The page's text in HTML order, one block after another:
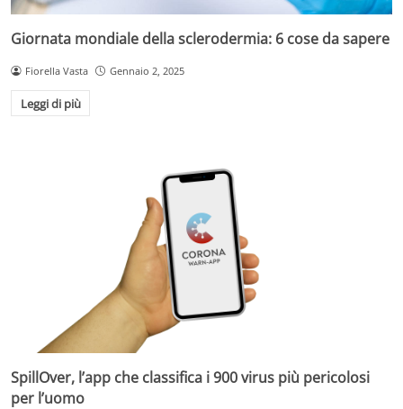
Giornata mondiale della sclerodermia: 6 cose da sapere
Fiorella Vasta Gennaio 2, 2025
Leggi di più
SpillOver, l’app che classifica i 900 virus più pericolosi
per l’uomo